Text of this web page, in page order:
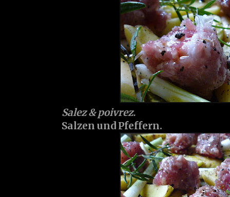
Salez & poivrez.
Salzen und Pfeffern.